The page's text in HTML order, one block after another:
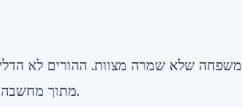
משפחה שלא שמרה מצוות. ההורים לא
מתוך מחשבה שזה עדיף מאשר גן חילוני. הילדה למדה בגן הדתי, ושם למדה על הדלקת נרות שבת.